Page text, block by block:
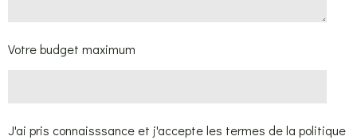
Votre budget maximum
J'ai pris connaisssance et j'accepte les termes de la politique